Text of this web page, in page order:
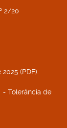
2/20
(PDF).
- Tolerância de